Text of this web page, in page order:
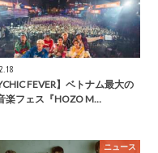
FEVER】ベトナム最大の
楽フェス『HOZO M…
ニュース